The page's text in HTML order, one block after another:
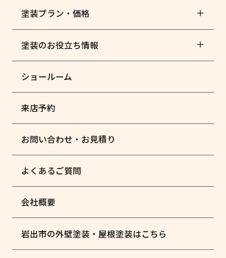
塗装プラン・価格
塗装のお役立ち情報
ショールーム
来店予約
お問い合わせ・お見積り
よくあるご質問
会社概要
岩出市の外壁塗装・屋根塗装はこちら